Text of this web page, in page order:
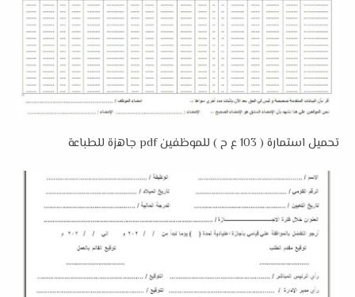
تحميل استمارة ( 103 ع ح ) للموظفين pdf جاهزة للطباعة